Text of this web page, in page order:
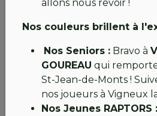
allons nous revoir !
Nos couleurs brillent à
Nos Seniors : Bravo à
GOUREAU qui
St-Jean-de-Monts !
nos joueurs à Vigneux
Nos Jeunes RAPTORS :
établi un projet pour la
l'ouvrage.
la création d'ungué
permettre non seulement
de chantier et, mais
Partenariats